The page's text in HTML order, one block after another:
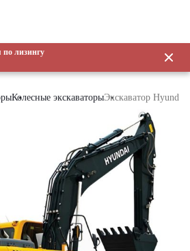
по лизингу
Колесные экскаваторыЭкскаватор Hyundai